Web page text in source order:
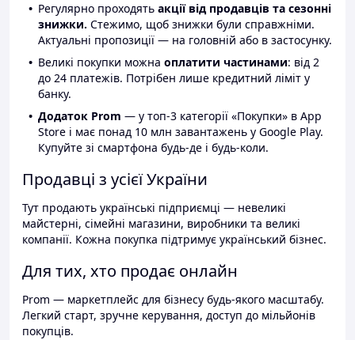
Регулярно проходять акції від продавців та сезонні
знижки. Стежимо, щоб знижки були справжніми.
Актуальні пропозиції — на головній або в застосунку.
Великі покупки можна оплатити частинами: від 2
до 24 платежів. Потрібен лише кредитний ліміт у
банку.
Додаток Prom — у топ-3 категорії «Покупки» в App
Store і має понад 10 млн завантажень у Google Play.
Купуйте зі смартфона будь-де і будь-коли.
Продавці з усієї України
Тут продають українські підприємці — невеликі
майстерні, сімейні магазини, виробники та великі
компанії. Кожна покупка підтримує український бізнес.
Для тих, хто продає онлайн
Prom — маркетплейс для бізнесу будь-якого масштабу.
Легкий старт, зручне керування, доступ до мільйонів
покупців.